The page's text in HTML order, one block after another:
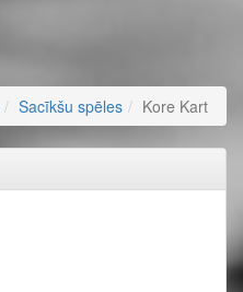
Sacīkšu spēles Kore Kart